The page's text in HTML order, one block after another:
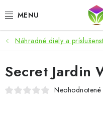
na
AKCIE
LED OSVETLENIE PRE
PESTOVATEĽSKÉ POTREBY
Náhradné diely a
Secret Jardin
Neohodnotené